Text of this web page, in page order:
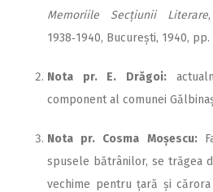
Memoriile Secțiunii Literare
1938‑1940, București, 1940, pp.
Nota pr. E. Drăgoi:
component al comunei
Nota pr. Cosma Moșescu:
spusele bătrânilor, se trăgea
vechime pentru țară și